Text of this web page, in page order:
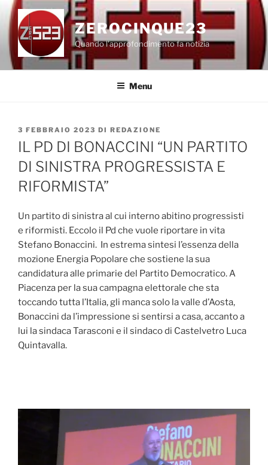
Salta
contenuto
ZEROCINQUE23
Quando l'approfondimento fa notizia
Menu
PUBBLICATO
IL
3 FEBBRAIO 2023 DI REDAZIONE
IL PD DI BONACCINI “UN PARTITO
DI SINISTRA PROGRESSISTA E
RIFORMISTA”
Un partito di sinistra al cui interno abitino progressisti
e riformisti. Eccolo il Pd che vuole riportare in vita
Stefano Bonaccini. In estrema sintesi l’essenza della
mozione Energia Popolare che sostiene la sua
candidatura alle primarie del Partito Democratico. A
Piacenza per la sua campagna elettorale che sta
toccando tutta l’Italia, gli manca solo la valle d’Aosta,
Bonaccini da l’impressione si sentirsi a casa, accanto a
lui la sindaca Tarasconi e il sindaco di Castelvetro Luca
Quintavalla.